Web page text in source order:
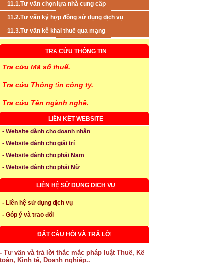
11.1.Tư vấn chọn lựa nhà cung cấp
11.2.Tư vấn ký hợp đồng sử dụng dịch vụ
11.3.Tư vấn kê khai thuế qua mạng
TRA CỨU THÔNG TIN
Tra cứu Mã số thuế.
Tra cứu Thông tin công ty.
Tra cứu Tên ngành nghề.
LIÊN KẾT WEBSITE
- Website dành cho doanh nhân
- Website dành cho giải trí
- Website dành cho phái Nam
- Website dành cho phái Nữ
LIÊN HỆ SỬ DỤNG DỊCH VỤ
- Liên hệ sử dụng dịch vụ
- Góp ý và trao đổi
ĐẶT CÂU HỎI VÀ TRẢ LỜI
- Tư vấn và trả lời thắc mắc pháp luật Thuế, Kế
toán, Kinh tế, Doanh nghiệp..